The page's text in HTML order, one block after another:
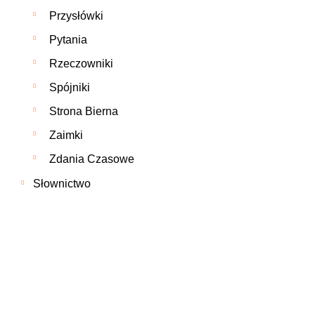
Przysłówki
Pytania
Rzeczowniki
Spójniki
Strona Bierna
Zaimki
Zdania Czasowe
Słownictwo